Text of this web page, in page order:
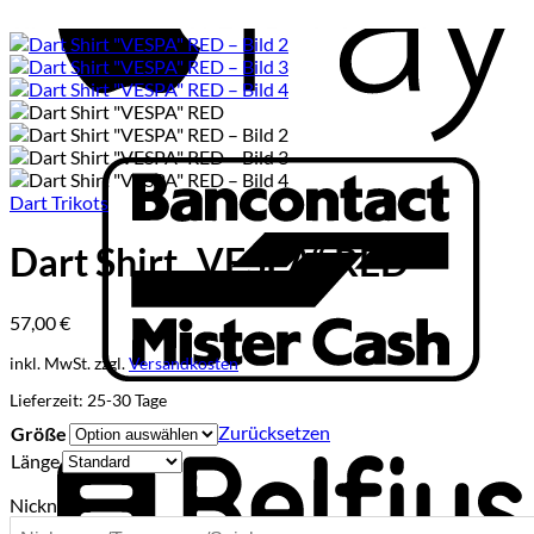
Dart Trikots
Dart Shirt „VESPA“ RED
57,00€
inkl. MwSt.zzgl.Versandkosten
Lieferzeit: 25-30 Tage
Größe
Zurücksetzen
Länge
Nickname